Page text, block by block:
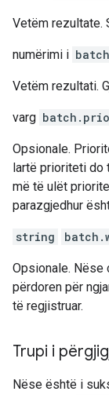
Vetëm rezultate.
numërimi i
Vetëm rezultati.
varg
Opsionale.
lartë prioriteti do
më të ulët
parazgjedhur
string
Opsionale. Nëse
përdoren për
të regjistruar.
Trupi i
Nëse është i